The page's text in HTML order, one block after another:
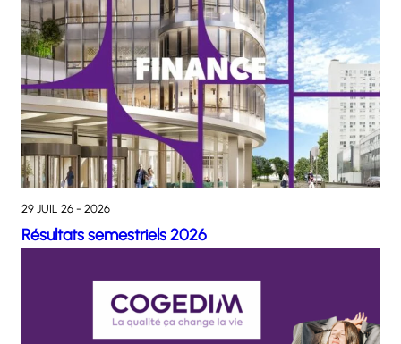
29 JUIL 26 - 2026
Résultats semestriels 2026